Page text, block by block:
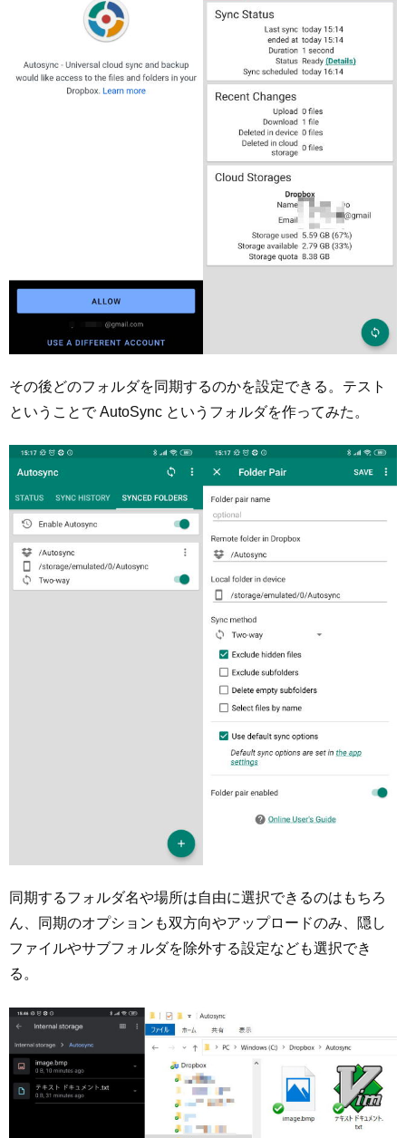
その後どのフォルダを同期するのかを設定できる。テスト
ということで AutoSync というフォルダを作ってみた。
同期するフォルダ名や場所は自由に選択できるのはもちろ
ん、同期のオプションも双方向やアップロードのみ、隠し
ファイルやサブフォルダを除外する設定なども選択でき
る。